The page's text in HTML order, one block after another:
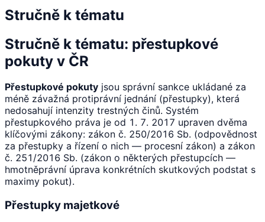
Stručně k tématu
Stručně k tématu: přestupkové
pokuty v ČR
Přestupkové pokuty jsou správní sankce ukládané za
méně závažná protiprávní jednání (přestupky), která
nedosahují intenzity trestných činů. Systém
přestupkového práva je od 1. 7. 2017 upraven dvěma
klíčovými zákony: zákon č. 250/2016 Sb. (odpovědnost
za přestupky a řízení o nich — procesní zákon) a zákon
č. 251/2016 Sb. (zákon o některých přestupcích —
hmotněprávní úprava konkrétních skutkových podstat s
maximy pokut).
Přestupky majetkové